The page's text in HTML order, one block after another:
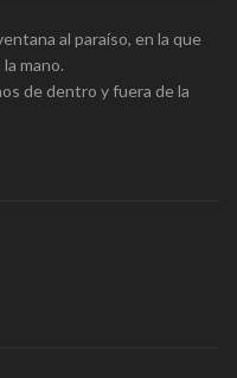
al paraíso, en la que
mano.
de dentro y fuera de la